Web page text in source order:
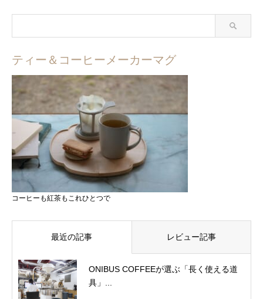
ティー＆コーヒーメーカーマグ
コーヒーも紅茶もこれひとつで
最近の記事 レビュー記事
ONIBUS COFFEEが選ぶ「長く使える道
具」...